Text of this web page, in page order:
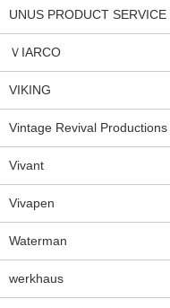
UNUS PRODUCT SERVICE
ＶIARCO
VIKING
Vintage Revival Productions
Vivant
Vivapen
Waterman
werkhaus